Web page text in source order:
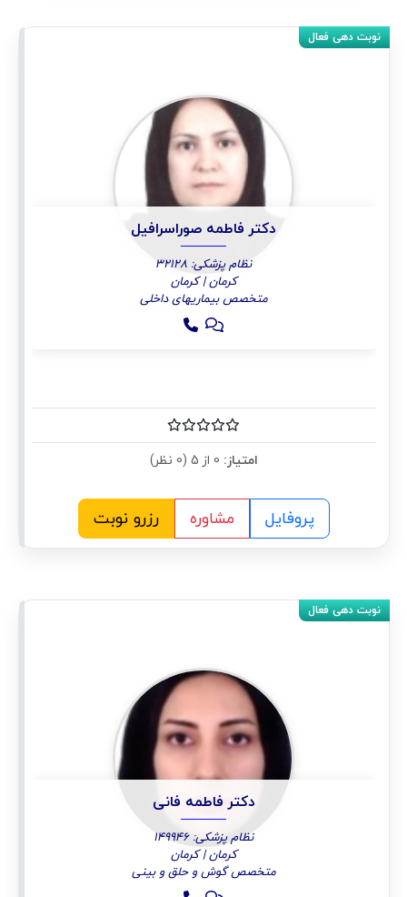
دکتر فاطمه صوراسرافیل
نظام پزشکی: 32128
کرمان | کرمان
متخصص بیماریهای داخلی
امتیاز:
پروفایل مشاوره رزرو نوبت
دکتر فاطمه فانی
نظام پزشکی: 149946
کرمان | کرمان
متخصص گوش و حلق و بینی